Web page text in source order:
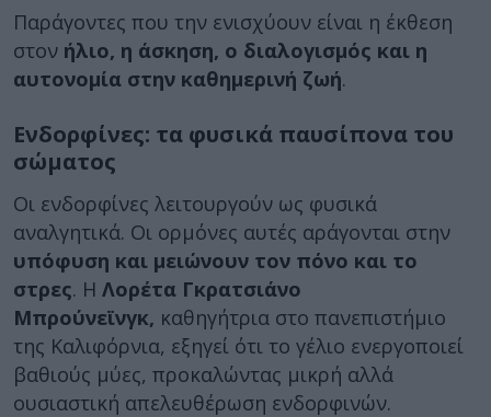
Παράγοντες που την ενισχύουν είναι η έκθεση
στον ήλιο, η άσκηση, ο διαλογισμός και η
αυτονομία στην καθημερινή ζωή.
Ενδορφίνες: τα φυσικά παυσίπονα του
σώματος
Οι ενδορφίνες λειτουργούν ως φυσικά
αναλγητικά. Οι ορμόνες αυτές αράγονται στην
υπόφυση και μειώνουν τον πόνο και το
στρες. Η Λορέτα Γκρατσιάνο
Μπρούνεϊνγκ, καθηγήτρια στο πανεπιστήμιο
της Καλιφόρνια, εξηγεί ότι το γέλιο ενεργοποιεί
βαθιούς μύες, προκαλώντας μικρή αλλά
ουσιαστική απελευθέρωση ενδορφινών.